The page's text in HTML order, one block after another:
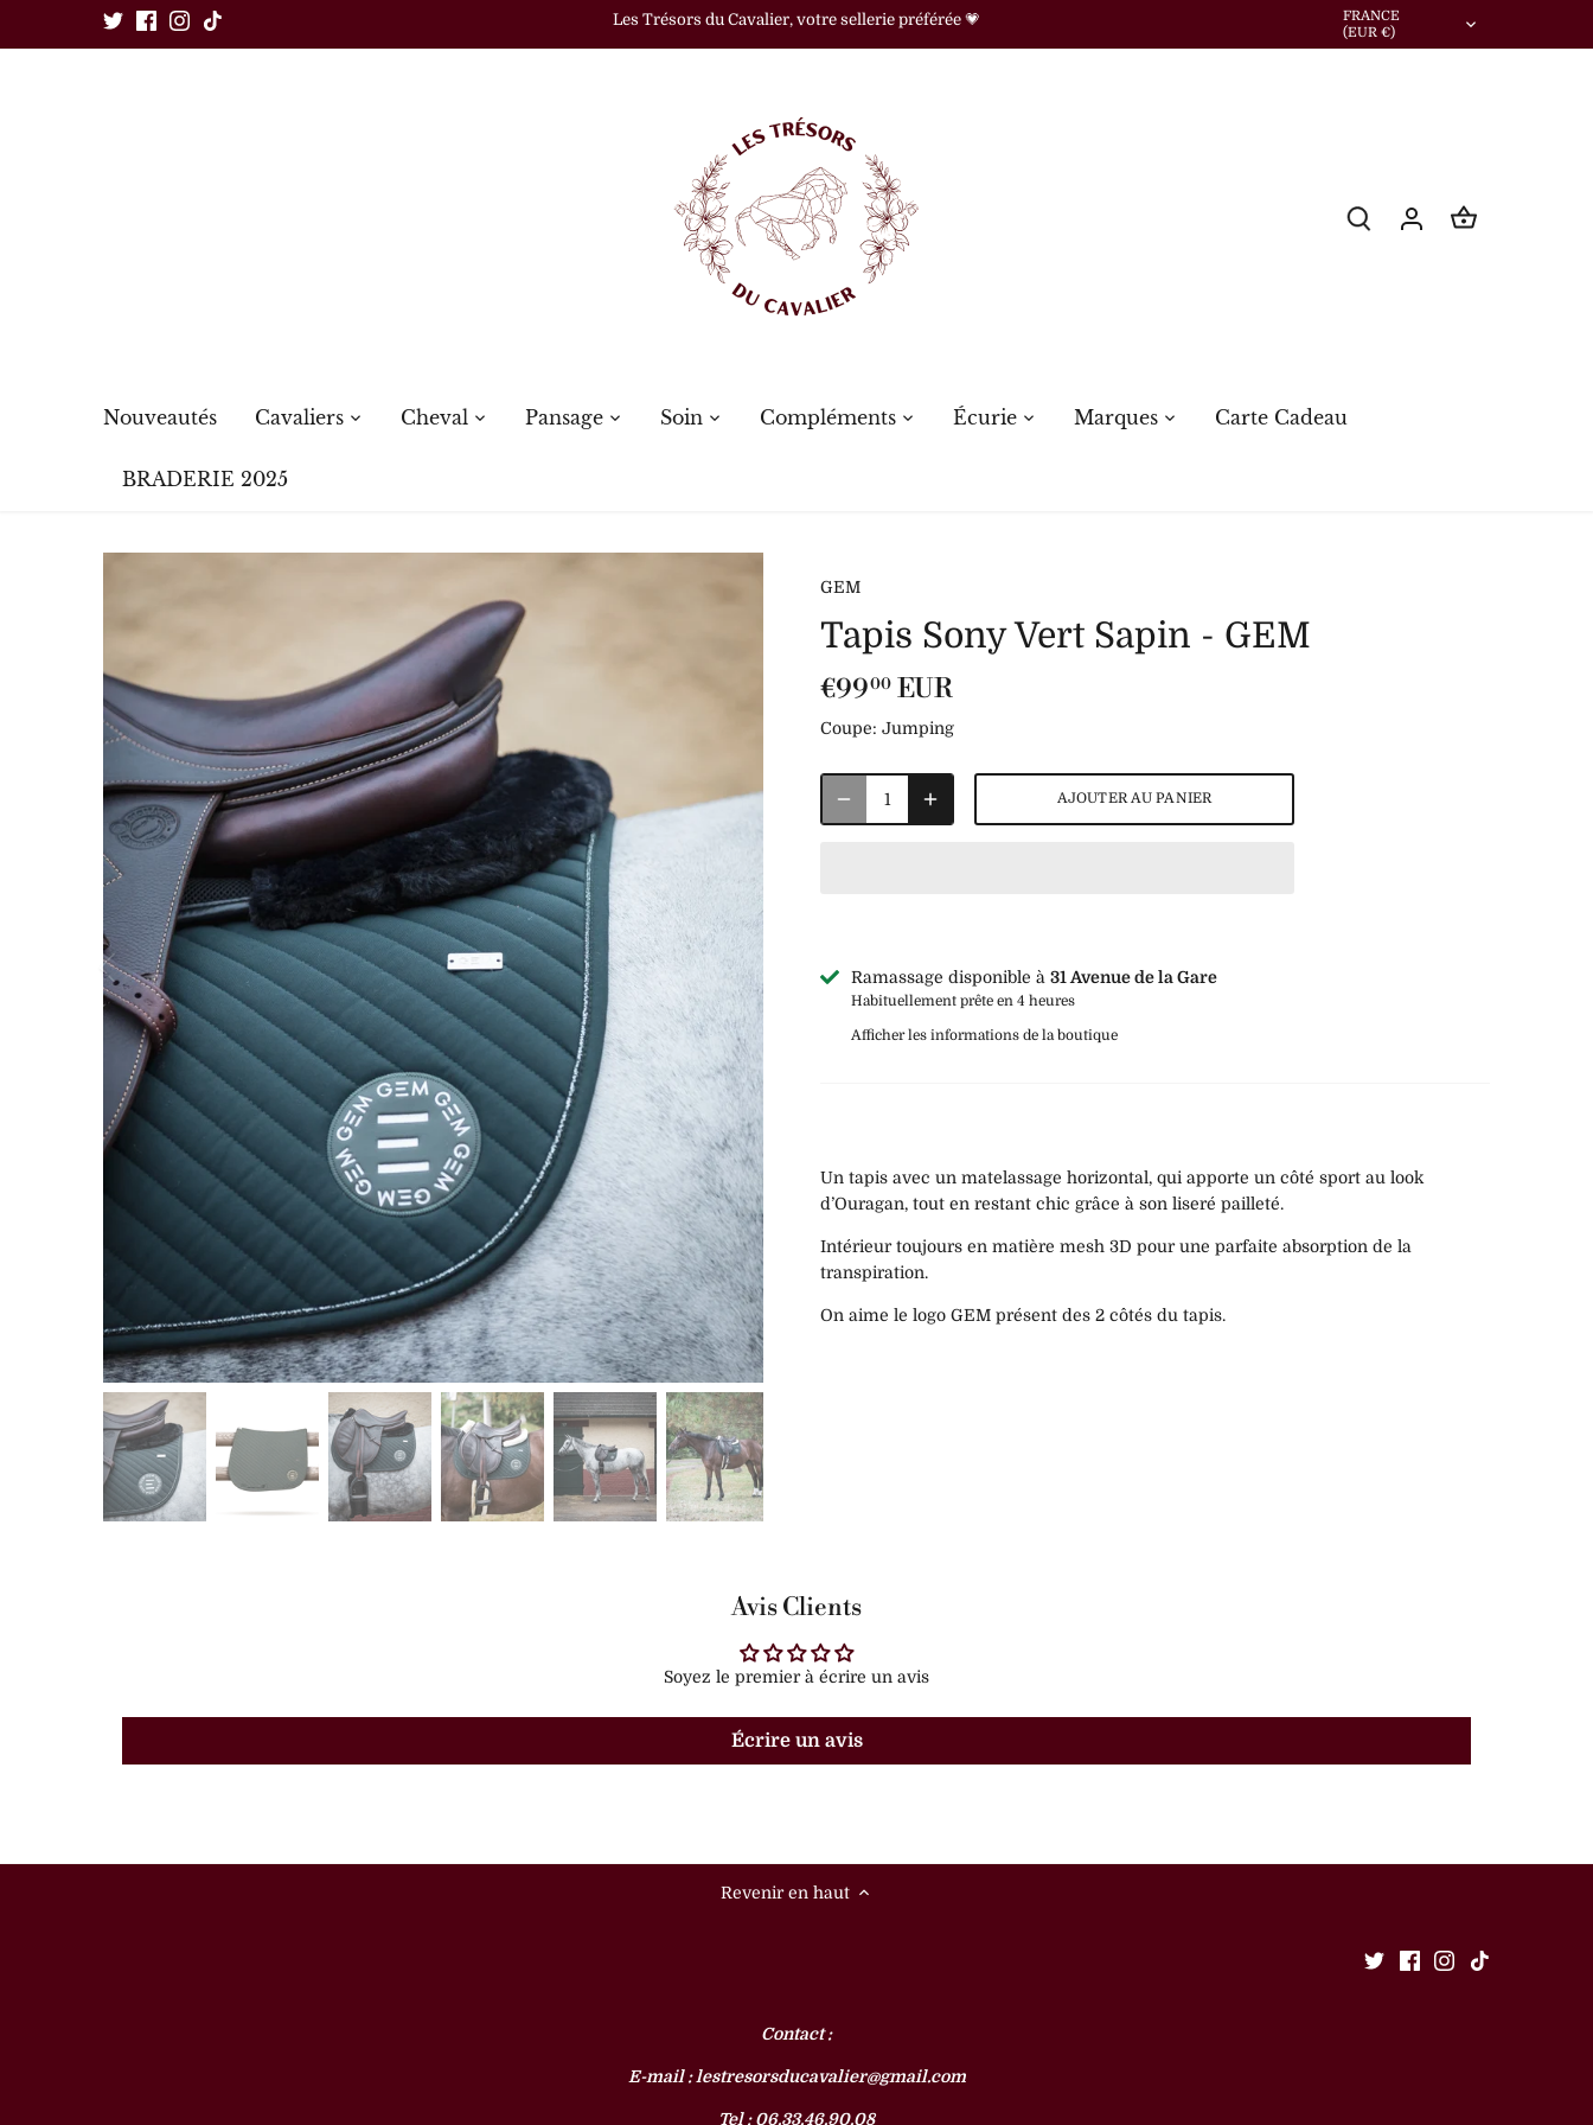
contenu
Les Trésors du Cavalier, votre sellerie préférée 💗 Devise
FRANCE
(EUR €)
Nouveautés Cavaliers Cheval Pansage Soin Compléments Écurie Marques Carte Cadeau
BRADERIE 2025
GEM
Tapis Sony Vert Sapin - GEM
€9900 EUR
Coupe: Jumping
AJOUTER AU PANIER
Ramassage disponible à 31 Avenue de la Gare
Habituellement prête en 4 heures
Afficher les informations de la boutique
Un tapis avec un matelassage horizontal, qui apporte un côté sport au look
d’Ouragan, tout en restant chic grâce à son liseré pailleté.
Intérieur toujours en matière mesh 3D pour une parfaite absorption de la
transpiration.
On aime le logo GEM présent des 2 côtés du tapis.
Avis Clients
Soyez le premier à écrire un avis
Écrire un avis
Revenir en haut
Contact :
E-mail : lestresorsducavalier@gmail.com
Tel : 06.33.46.90.08